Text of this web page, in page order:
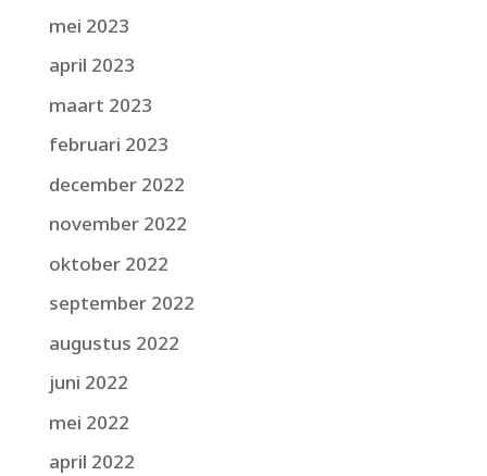
mei 2023
april 2023
maart 2023
februari 2023
december 2022
november 2022
oktober 2022
september 2022
augustus 2022
juni 2022
mei 2022
april 2022